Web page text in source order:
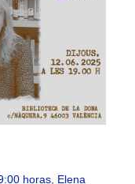
horas, Elena